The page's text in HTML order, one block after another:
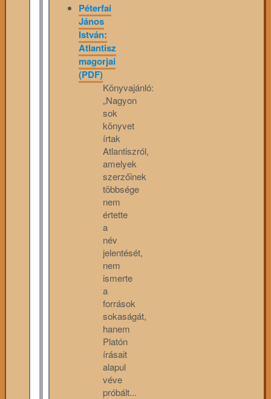
Péterfai
János
István:
Atlantisz
magorjai
(PDF)
Könyvajánló:
„Nagyon
sok
könyvet
írtak
Atlantiszról,
amelyek
szerzőinek
többsége
nem
értette
a
név
jelentését,
nem
ismerte
a
források
sokaságát,
hanem
Platón
írásait
alapul
véve
próbált...